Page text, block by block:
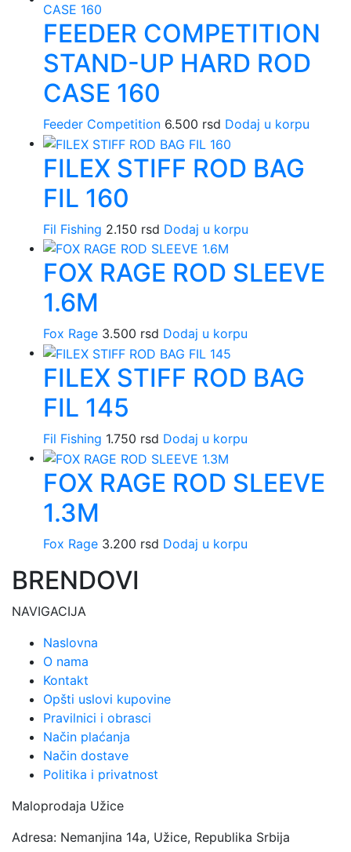
FEEDER COMPETITION
STAND-UP HARD ROD
CASE 160
Feeder Competition 6.500 rsd Dodaj u korpu
FILEX STIFF ROD BAG
FIL 160
Fil Fishing 2.150 rsd Dodaj u korpu
FOX RAGE ROD SLEEVE
1.6M
Fox Rage 3.500 rsd Dodaj u korpu
FILEX STIFF ROD BAG
FIL 145
Fil Fishing 1.750 rsd Dodaj u korpu
FOX RAGE ROD SLEEVE
1.3M
Fox Rage 3.200 rsd Dodaj u korpu
BRENDOVI
NAVIGACIJA
Naslovna
O nama
Kontakt
Opšti uslovi kupovine
Pravilnici i obrasci
Način plaćanja
Način dostave
Politika i privatnost
Maloprodaja Užice
Adresa: Nemanjina 14a, Užice, Republika Srbija